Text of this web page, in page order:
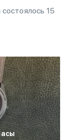
15